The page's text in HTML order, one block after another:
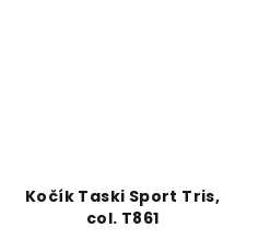
Kočík Taski Sport Tris,
col. T861